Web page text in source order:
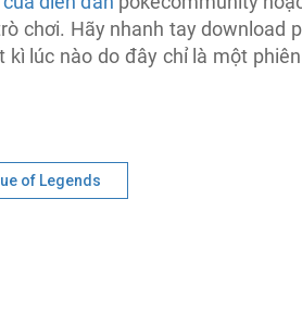
chơi. Hãy nhanh tay download
lúc nào do đây chỉ là một
of Legends